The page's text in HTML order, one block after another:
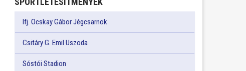
Ifj. Ocskay Gábor Jégcsarnok
Csitáry G. Emil Uszoda
Sóstói Stadion